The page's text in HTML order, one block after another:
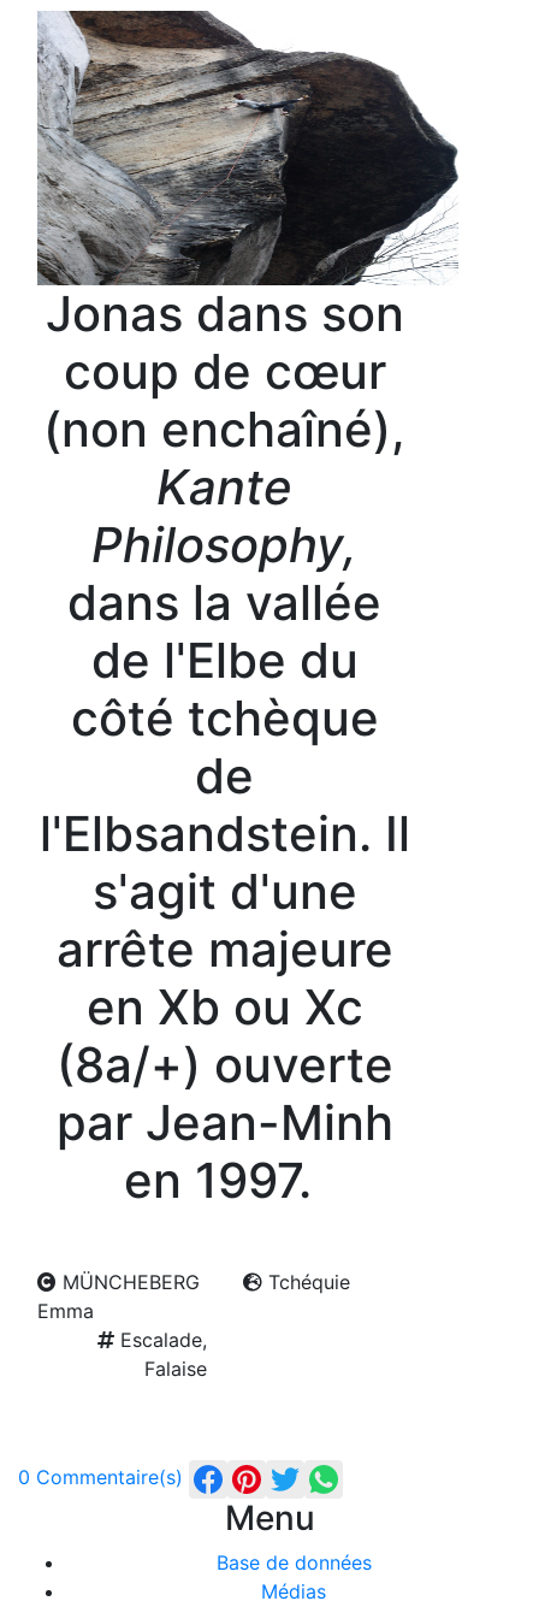
Jonas dans son
coup de cœur
(non enchaîné),
Kante
Philosophy,
dans la vallée
de l'Elbe du
côté tchèque
de
l'Elbsandstein. Il
s'agit d'une
arrête majeure
en Xb ou Xc
(8a/+) ouverte
par Jean-Minh
en 1997.
MÜNCHEBERG
Emma
Tchéquie
Escalade,
Falaise
0 Commentaire(s)
Menu
Base de données
Médias